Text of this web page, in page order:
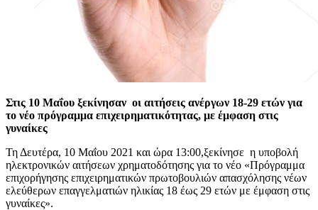
Στις 10 Μαΐου ξεκίνησαν οι αιτήσεις ανέργων 18-29 ετών για
το νέο πρόγραμμα επιχειρηματικότητας, με έμφαση στις
γυναίκες
Τη Δευτέρα, 10 Μαΐου 2021 και ώρα 13:00,ξεκίνησε η υποβολή
ηλεκτρονικών αιτήσεων χρηματοδότησης για το νέο «Πρόγραμμα
επιχορήγησης επιχειρηματικών πρωτοβουλιών απασχόλησης νέων
ελεύθερων επαγγελματιών ηλικίας 18 έως 29 ετών με έμφαση στις
γυναίκες».